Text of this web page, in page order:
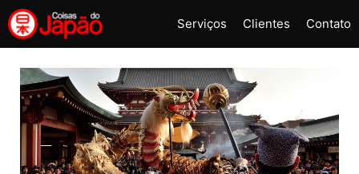
Pular
para
o
conteúdo
Serviços Clientes Contato